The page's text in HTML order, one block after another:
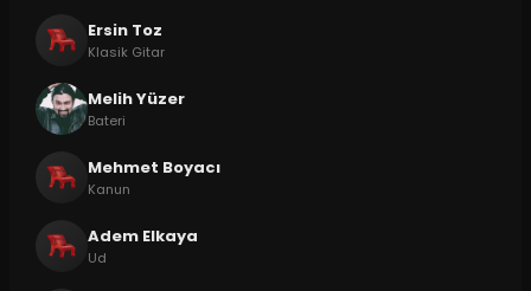
Ersin Toz
Klasik Gitar
Melih Yüzer
Bateri
Mehmet Boyacı
Kanun
Adem Elkaya
Ud